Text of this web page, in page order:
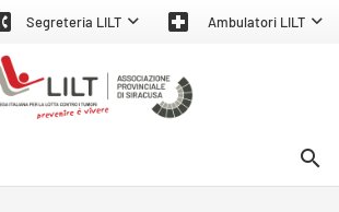
Segreteria LILT local_hospital Ambulatori LILT
search